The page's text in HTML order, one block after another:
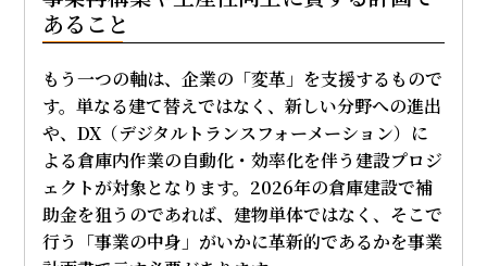
あること
もう一つの軸は、企業の「変革」を支援するもので
す。単なる建て替えではなく、新しい分野への進出
や、DX（デジタルトランスフォーメーション）に
よる倉庫内作業の自動化・効率化を伴う建設プロジ
ェクトが対象となります。2026年の倉庫建設で補
助金を狙うのであれば、建物単体ではなく、そこで
行う「事業の中身」がいかに革新的であるかを事業